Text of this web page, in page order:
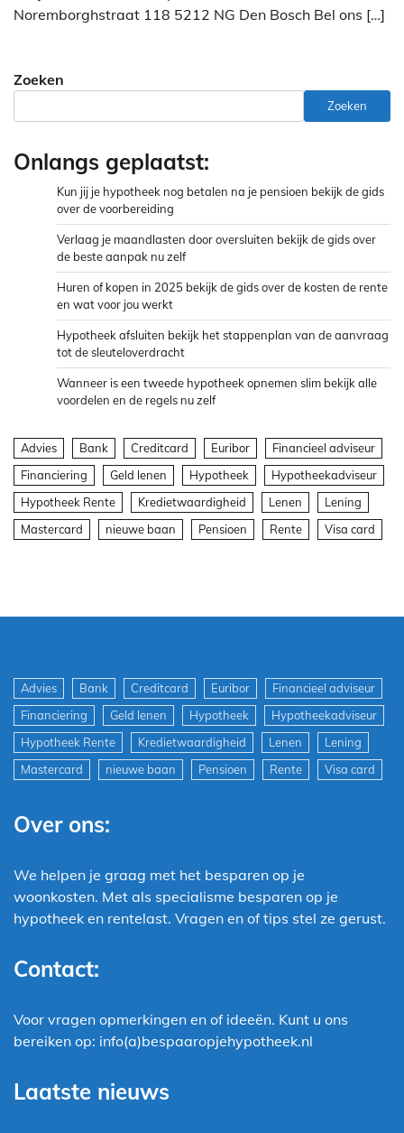
Noremborghstraat 118 5212 NG Den Bosch Bel ons […]
Zoeken
Zoeken
Onlangs geplaatst:
Kun jij je hypotheek nog betalen na je pensioen bekijk de gids
over de voorbereiding
Verlaag je maandlasten door oversluiten bekijk de gids over
de beste aanpak nu zelf
Huren of kopen in 2025 bekijk de gids over de kosten de rente
en wat voor jou werkt
Hypotheek afsluiten bekijk het stappenplan van de aanvraag
tot de sleuteloverdracht
Wanneer is een tweede hypotheek opnemen slim bekijk alle
voordelen en de regels nu zelf
Advies Bank Creditcard Euribor
Financieel adviseur
Financiering
Geld lenen Hypotheek
Hypotheekadviseur
Hypotheek Rente
Kredietwaardigheid Lenen
Lening
Mastercard
nieuwe baan Pensioen Rente Visa card
Advies Bank Creditcard Euribor
Financieel adviseur
Financiering
Geld lenen Hypotheek
Hypotheekadviseur
Hypotheek Rente
Kredietwaardigheid Lenen
Lening
Mastercard
nieuwe baan Pensioen Rente Visa card
Over ons:
We helpen je graag met het besparen op je
woonkosten. Met als specialisme besparen op je
hypotheek en rentelast. Vragen en of tips stel ze gerust.
Contact:
Voor vragen opmerkingen en of ideeën. Kunt u ons
bereiken op: info(a)bespaaropjehypotheek.nl
Laatste nieuws